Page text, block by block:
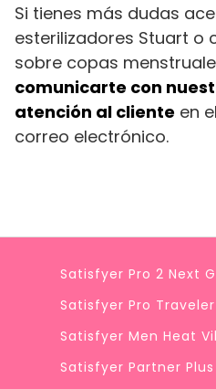
Si tienes más dudas
esterilizadores Stuart o
sobre copas
comunicarte con
atención al cliente en
correo electrónico.
Satisfyer Pro 2 Next
Satisfyer Pro Traveler
Satisfyer Men Heat
Satisfyer Partner